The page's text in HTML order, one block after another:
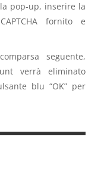
pop-up, inserire la
fornito e
seguente,
verrà eliminato
blu “OK” per